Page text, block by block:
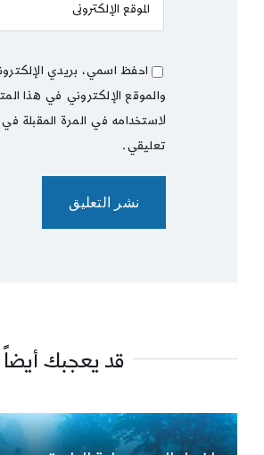
احفظ اسمي، بريدي
والموقع الإلكتروني في هذا
لاستخدامه في المرة المقبلة في
تعليقي.
قد يعجبك أيضاً